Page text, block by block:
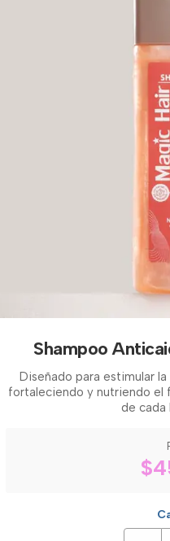
Shampoo
Diseñado para estimular
fortaleciendo y nutriendo el
de cada